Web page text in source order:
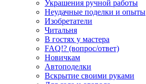
Украшения ручной работы
Неудачные поделки и опыты
Изобретатели
Читальня
В гостях у мастера
FAQ!? (вопрос/ответ)
Новичкам
Автоподелки
Вскрытие своими руками